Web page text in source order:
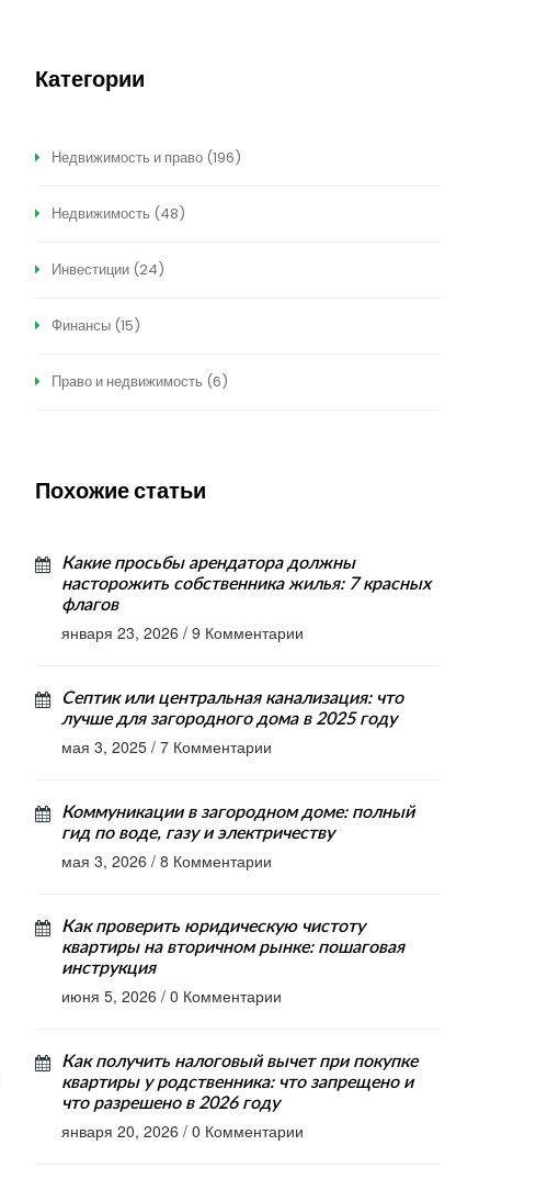
Категории
Недвижимость и право (196)
Недвижимость (48)
Инвестиции (24)
Финансы (15)
Право и недвижимость (6)
Похожие статьи
Какие просьбы арендатора должны
насторожить собственника жилья: 7 красных
флагов
января 23, 2026 / 9 Комментарии
Септик или центральная канализация: что
лучше для загородного дома в 2025 году
мая 3, 2025 / 7 Комментарии
Коммуникации в загородном доме: полный
гид по воде, газу и электричеству
мая 3, 2026 / 8 Комментарии
Как проверить юридическую чистоту
квартиры на вторичном рынке: пошаговая
инструкция
июня 5, 2026 / 0 Комментарии
Как получить налоговый вычет при покупке
квартиры у родственника: что запрещено и
что разрешено в 2026 году
января 20, 2026 / 0 Комментарии